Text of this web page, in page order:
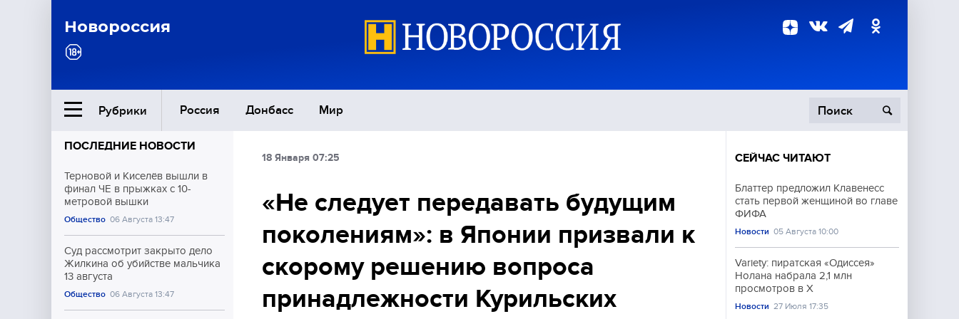
Новороссия
Рубрики Россия Донбасс Мир
Ближний Восток
Общество
Экономика
Происшествия
Культура
ПОСЛЕДНИЕ НОВОСТИ
Терновой и Киселёв вышли в
финал ЧЕ в прыжках с 10-
метровой вышки
Общество 06 Августа 13:47
Суд рассмотрит закрыто дело
Жилкина об убийстве мальчика
13 августа
Общество 06 Августа 13:47
18 Января 07:25
«Не следует передавать будущим
поколениям»: в Японии призвали к
скорому решению вопроса
принадлежности Курильских
СЕЙЧАС ЧИТАЮТ
Блаттер предложил Клавенесс
стать первой женщиной во главе
ФИФА
Новости 05 Августа 10:00
Variety: пиратская «Одиссея»
Нолана набрала 2,1 млн
просмотров в X
Новости 27 Июля 17:35